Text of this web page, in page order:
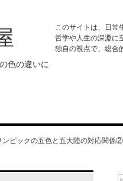
色の違いに
このサイトは、日常
哲学や人生の深淵に
独自の視点で、総合
ンピックの五色と五大陸の対応関